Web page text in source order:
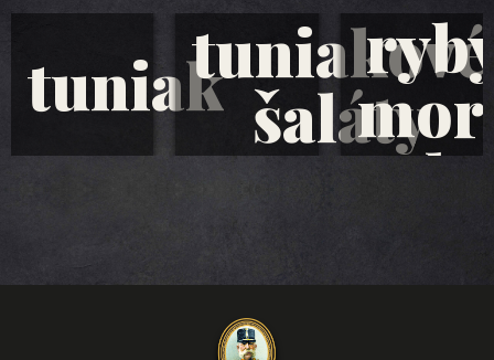
tuniaktuniakové
šaláty